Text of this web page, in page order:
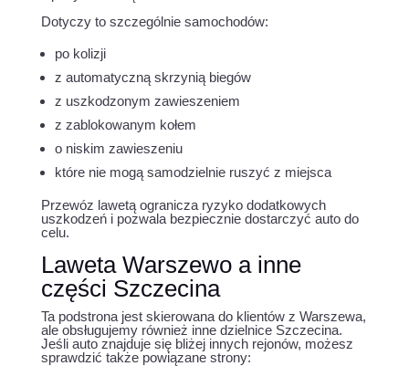
Dotyczy to szczególnie samochodów:
po kolizji
z automatyczną skrzynią biegów
z uszkodzonym zawieszeniem
z zablokowanym kołem
o niskim zawieszeniu
które nie mogą samodzielnie ruszyć z miejsca
Przewóz lawetą ogranicza ryzyko dodatkowych
uszkodzeń i pozwala bezpiecznie dostarczyć auto do
celu.
Laweta Warszewo a inne
części Szczecina
Ta podstrona jest skierowana do klientów z Warszewa,
ale obsługujemy również inne dzielnice Szczecina.
Jeśli auto znajduje się bliżej innych rejonów, możesz
sprawdzić także powiązane strony: